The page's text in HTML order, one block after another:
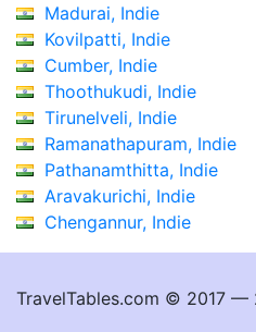
Madurai, Indie
Kovilpatti, Indie
Cumber, Indie
Thoothukudi, Indie
Tirunelveli, Indie
Ramanathapuram, Indie
Pathanamthitta, Indie
Aravakurichi, Indie
Chengannur, Indie
TravelTables.com © 2017 —